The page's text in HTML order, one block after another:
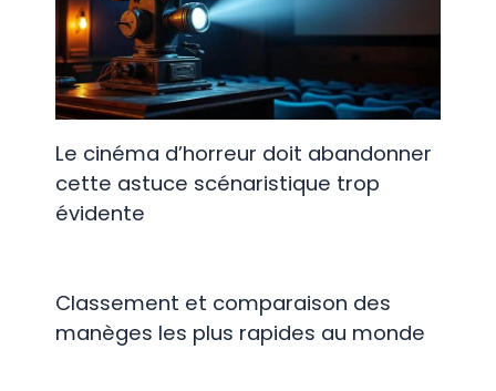
Le cinéma d’horreur doit abandonner
cette astuce scénaristique trop
évidente
Classement et comparaison des
manèges les plus rapides au monde